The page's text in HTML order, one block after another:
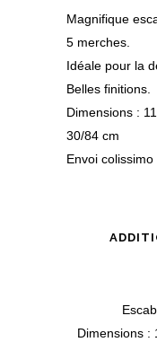
Magnifique
5 merches.
Idéale pour la
Belles finitions.
Dimensions :
30/84 cm
Envoi
Dimensions :